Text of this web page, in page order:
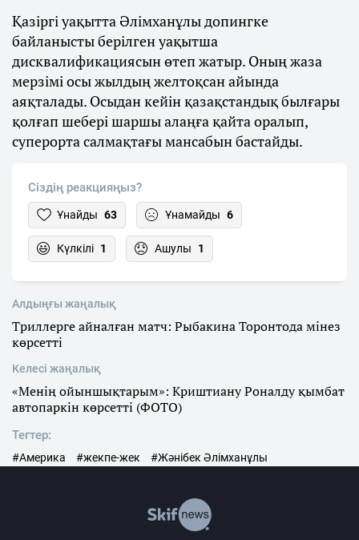
Қазіргі уақытта Әлімханұлы допингке
байланысты берілген уақытша
дисквалификациясын өтеп жатыр. Оның жаза
мерзімі осы жылдың желтоқсан айында
аяқталады. Осыдан кейін қазақстандық былғары
қолғап шебері шаршы алаңға қайта оралып,
суперорта салмақтағы мансабын бастайды.
Сіздің реакцияңыз?
Ұнайды 63 Ұнамайды 6
Күлкілі 1 Ашулы 1
Алдыңғы жаңалық
Триллерге айналған матч: Рыбакина Торонтода мінез
көрсетті
Келесі жаңалық
«Менің ойыншықтарым»: Криштиану Роналду қымбат
автопаркін көрсетті (ФОТО)
Тегтер:
#Америка #жекпе-жек #Жәнібек Әлімханұлы